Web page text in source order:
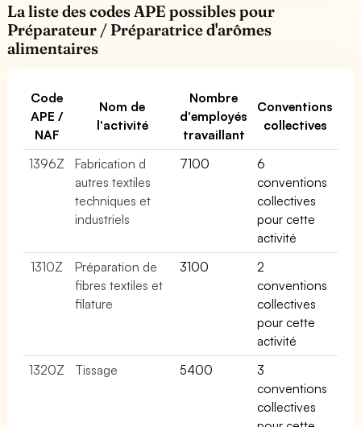
La liste des codes APE possibles pour
Préparateur / Préparatrice d'arômes
alimentaires
Code
APE /
NAF
Nom de
l'activité
Nombre
d'employés
travaillant
Conventions
collectives
1396Z
Fabrication d
autres textiles
techniques et
industriels
7100
6
conventions
collectives
pour cette
activité
1310Z
Préparation de
fibres textiles et
filature
3100
2
conventions
collectives
pour cette
activité
1320Z
Tissage 5400
3
conventions
collectives